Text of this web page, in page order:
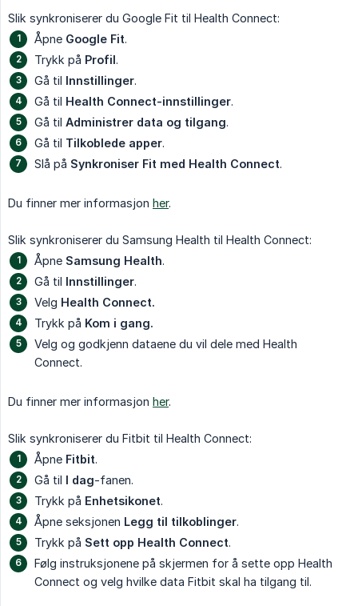
Slik synkroniserer du Google Fit til Health Connect:
Åpne Google Fit.
Trykk på Profil.
Gå til Innstillinger.
Gå til Health Connect-innstillinger.
Gå til Administrer data og tilgang.
Gå til Tilkoblede apper.
Slå på Synkroniser Fit med Health Connect.
Du finner mer informasjon her.
Slik synkroniserer du Samsung Health til Health Connect:
Åpne Samsung Health.
Gå til Innstillinger.
Velg Health Connect.
Trykk på Kom i gang.
Velg og godkjenn dataene du vil dele med Health
Connect.
Du finner mer informasjon her.
Slik synkroniserer du Fitbit til Health Connect:
Åpne Fitbit.
Gå til I dag-fanen.
Trykk på Enhetsikonet.
Åpne seksjonen Legg til tilkoblinger.
Trykk på Sett opp Health Connect.
Følg instruksjonene på skjermen for å sette opp Health
Connect og velg hvilke data Fitbit skal ha tilgang til.